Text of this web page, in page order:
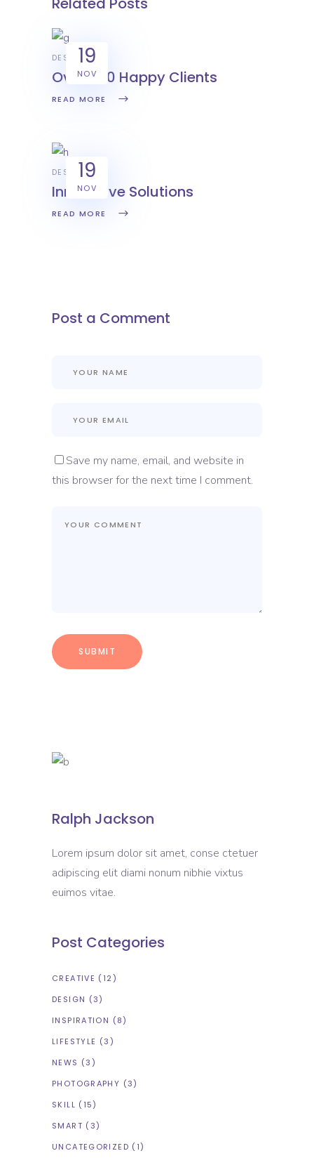
19
NOV
DESIGN
Over 500 Happy Clients
READ MORE
19
NOV
DESIGN
Innovative Solutions
READ MORE
Post a Comment
Save my name, email, and website in
this browser for the next time I comment.
Ralph Jackson
Lorem ipsum dolor sit amet, conse ctetuer
adipiscing elit diami nonum nibhie vixtus
euimos vitae.
Post Categories
CREATIVE (12)
DESIGN (3)
INSPIRATION (8)
LIFESTYLE (3)
NEWS (3)
PHOTOGRAPHY (3)
SKILL (15)
SMART (3)
UNCATEGORIZED (1)